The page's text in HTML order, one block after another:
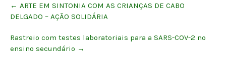
navigation
← ARTE EM SINTONIA COM AS CRIANÇAS DE CABO
DELGADO – AÇÃO SOLIDÁRIA
Rastreio com testes laboratoriais para a SARS-COV-2 no
ensino secundário →